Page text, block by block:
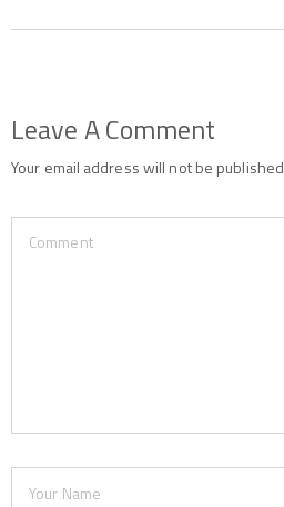
Leave A Comment
Your email address will not be published